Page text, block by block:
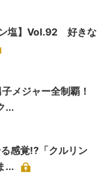
ン塩】Vol.92 好きな
メジャー全制覇！
...
感覚!?「クルリン
...